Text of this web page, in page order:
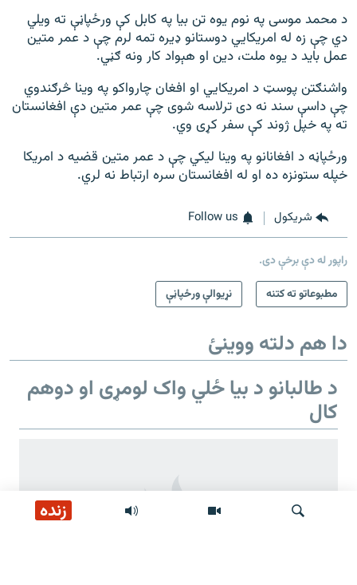
زنده
د محمد موسی په نوم یوه تن بیا په کابل کې ورځپاڼې ته ویلي
دي چې زه له امریکایي دوستانو ډیره تمه لرم چې د عمر متین
عمل باید د یوه ملت، دین او هېواد کار ونه ګڼي.
واشنګتن پوسټ د امریکایي او افغان چارواکو په وینا څرګندوي
چې داسې سند نه دی ترلاسه شوی چې عمر متین دې افغانستان
ته په خپل ژوند کې سفر کړی وي.
ورځپاڼه د افغانانو په وینا لیکي چې د عمر متین قضیه د امریکا
خپله ستونزه ده او له افغانستان سره ارتباط نه لري.
شريکول Follow us
راپور له دې برخې دی.
مطبوعاتو ته کتنه
نړیوالې ورځپاڼې
دا هم دلته ووینئ
د طالبانو د بیا ځلي واک لومړی او دوهم
کال